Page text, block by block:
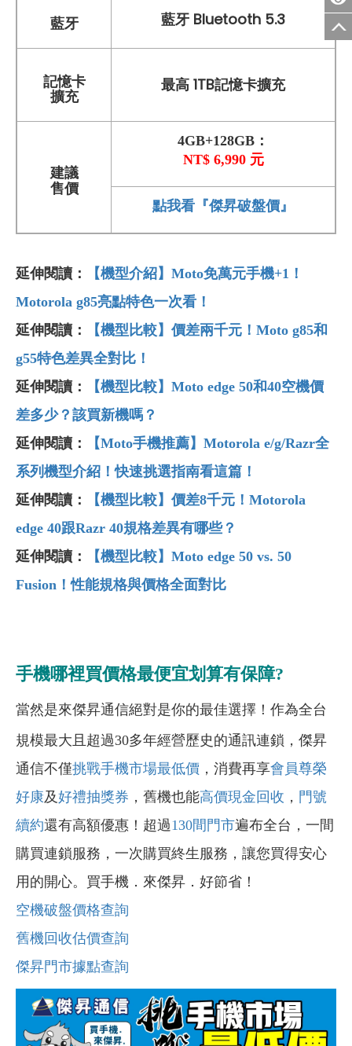
藍牙 藍牙 Bluetooth 5.3
記憶卡
擴充
最高 1TB記憶卡擴充
建議
售價
4GB+128GB：
NT$ 6,990 元
點我看『傑昇破盤價』
延伸閱讀： 【機型介紹】Moto免萬元手機+1 ！
Motorola g85亮點特色一次看！
延伸閱讀：
【機型比較】價差兩千元！Moto g85和
g55特色差異全對比！
延伸閱讀：
【機型比較】Moto edge 50和40空機價
差多少？該買新機嗎？
延伸閱讀：
【Moto手機推薦】Motorola e/g/Razr全
系列機型介紹！快速挑選指南看這篇！
延伸閱讀：
【機型比較】價差8千元！Motorola
edge 40跟Razr 40規格差異有哪些？
延伸閱讀：
【機型比較】Moto edge 50 vs. 50
Fusion ！性能規格與價格全面對比
手機哪裡買價格最便宜划算有保障?
當然是來傑昇通信絕對是你的最佳選擇！作為全台
規模最大且超過30多年經營歷史的通訊連鎖，傑昇
通信不僅挑戰手機市場最低價 ，消費再享會員尊榮
好康及好禮抽獎券 ，舊機也能高價現金回收 ， 門號
續約還有高額優惠！超過130間門市遍布全台，一間
購買連鎖服務，一次購買終生服務，讓您買得安心
用的開心。買手機．來傑昇．好節省！
空機破盤價格查詢
舊機回收估價查詢
傑昇門市據點查詢